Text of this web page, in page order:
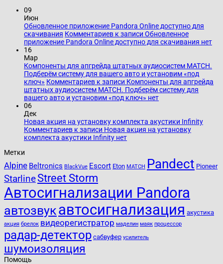
09
Июн
Обновленное приложение Pandora Online доступно для
скачивания Комментариев к записи Обновленное
приложение Pandora Online доступно для скачивания нет
16
Мар
Компоненты для апгрейда штатных аудиосистем MATCH.
Подберём систему для вашего авто и установим «под
ключ» Комментариев к записи Компоненты для апгрейда
штатных аудиосистем MATCH. Подберём систему для
вашего авто и установим «под ключ» нет
06
Дек
Новая акция на установку комплекта акустики Infinity
Комментариев к записи Новая акция на установку
комплекта акустики Infinity нет
Метки
Alpine Beltronics BlackVue Escort Eton MATCH Pandect Pioneer
StarlineStreet Storm
Автосигнализации Pandora
автозвукавтосигнализация акустика
акция брелок видеорегистратор маделин маяк процессор
радар-детектор сабвуфер усилитель
шумоизоляция
Помощь